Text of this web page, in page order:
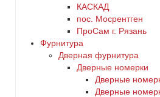
КАСКАД
пос. Мосрентген
ПроСам г. Рязань
Фурнитура
Дверная фурнитура
Дверные номерки
Дверные
Дверные